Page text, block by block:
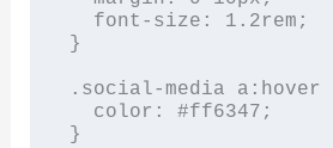
}
.social-media a:hover
}